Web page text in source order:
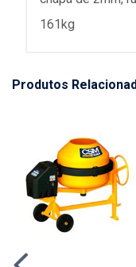
161kg
Produtos